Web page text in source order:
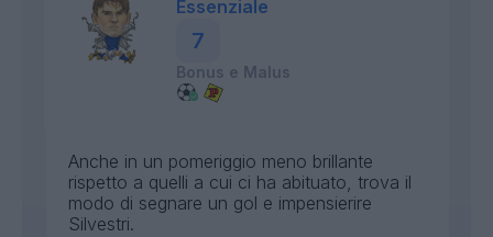
Essenziale
7
Bonus e Malus
Anche in un pomeriggio meno brillante
rispetto a quelli a cui ci ha abituato, trova il
modo di segnare un gol e impensierire
Silvestri.